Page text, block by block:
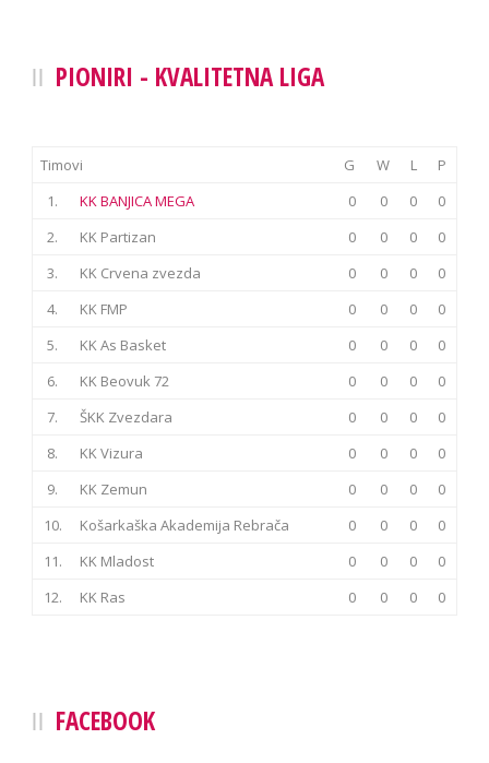
PIONIRI - KVALITETNA LIGA
Timovi G W L
P
1.
KK BANJICA MEGA 0 0 0
0
2.
KK Partizan 0 0 0
0
3.
KK Crvena zvezda 0 0 0
0
4.
KK FMP 0 0 0
0
5.
KK As Basket 0 0 0
0
6.
KK Beovuk 72 0 0 0
0
7.
ŠKK Zvezdara 0 0 0
0
8.
KK Vizura 0 0 0
0
9.
KK Zemun 0 0 0
0
10.
Košarkaška Akademija Rebrača 0 0 0
0
11.
KK Mladost 0 0 0
0
12.
KK Ras 0 0 0 0
FACEBOOK